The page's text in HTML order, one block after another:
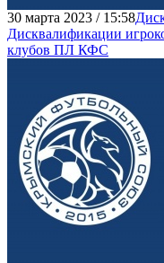
30 марта 2023 / 15:58
Дисквалификации
клубов ПЛ КФС